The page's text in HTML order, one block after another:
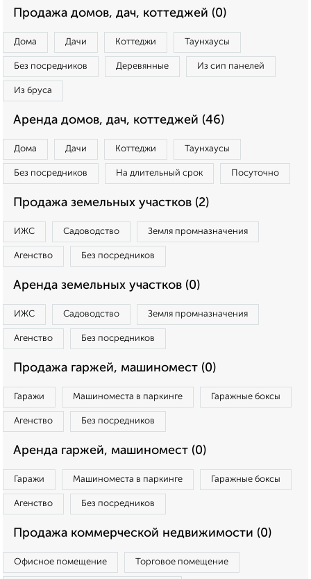
Продажа домов, дач, коттеджей (0)
Дома Дачи Коттеджи Таунхаусы
Без посредников Деревянные Из сип панелей
Из бруса
Аренда домов, дач, коттеджей (46)
Дома Дачи Коттеджи Таунхаусы
Без посредников На длительный срок Посуточно
Продажа земельных участков (2)
ИЖС Садоводство Земля промназначения
Агенство Без посредников
Аренда земельных участков (0)
ИЖС Садоводство Земля промназначения
Агенство Без посредников
Продажа гаржей, машиномест (0)
Гаражи Машиноместа в паркинге Гаражные боксы
Агенство Без посредников
Аренда гаржей, машиномест (0)
Гаражи Машиноместа в паркинге Гаражные боксы
Агенство Без посредников
Продажа коммерческой недвижимости (0)
Офисное помещение Торговое помещение